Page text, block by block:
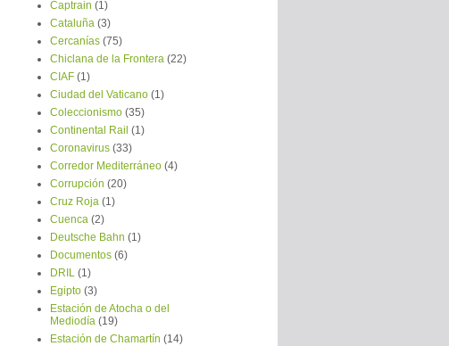
Captrain (1)
Cataluña (3)
Cercanías (75)
Chiclana de la Frontera (22)
CIAF (1)
Ciudad del Vaticano (1)
Coleccionismo (35)
Continental Rail (1)
Coronavirus (33)
Corredor Mediterráneo (4)
Corrupción (20)
Cruz Roja (1)
Cuenca (2)
Deutsche Bahn (1)
Documentos (6)
DRIL (1)
Egipto (3)
Estación de Atocha o del
Mediodía (19)
Estación de Chamartín (14)